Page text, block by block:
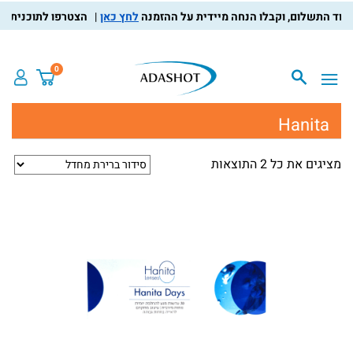
לחץ כאן הצטרפו לתוכנית
0
Hanita
מציגים את כל ⁦2⁩ התוצאות